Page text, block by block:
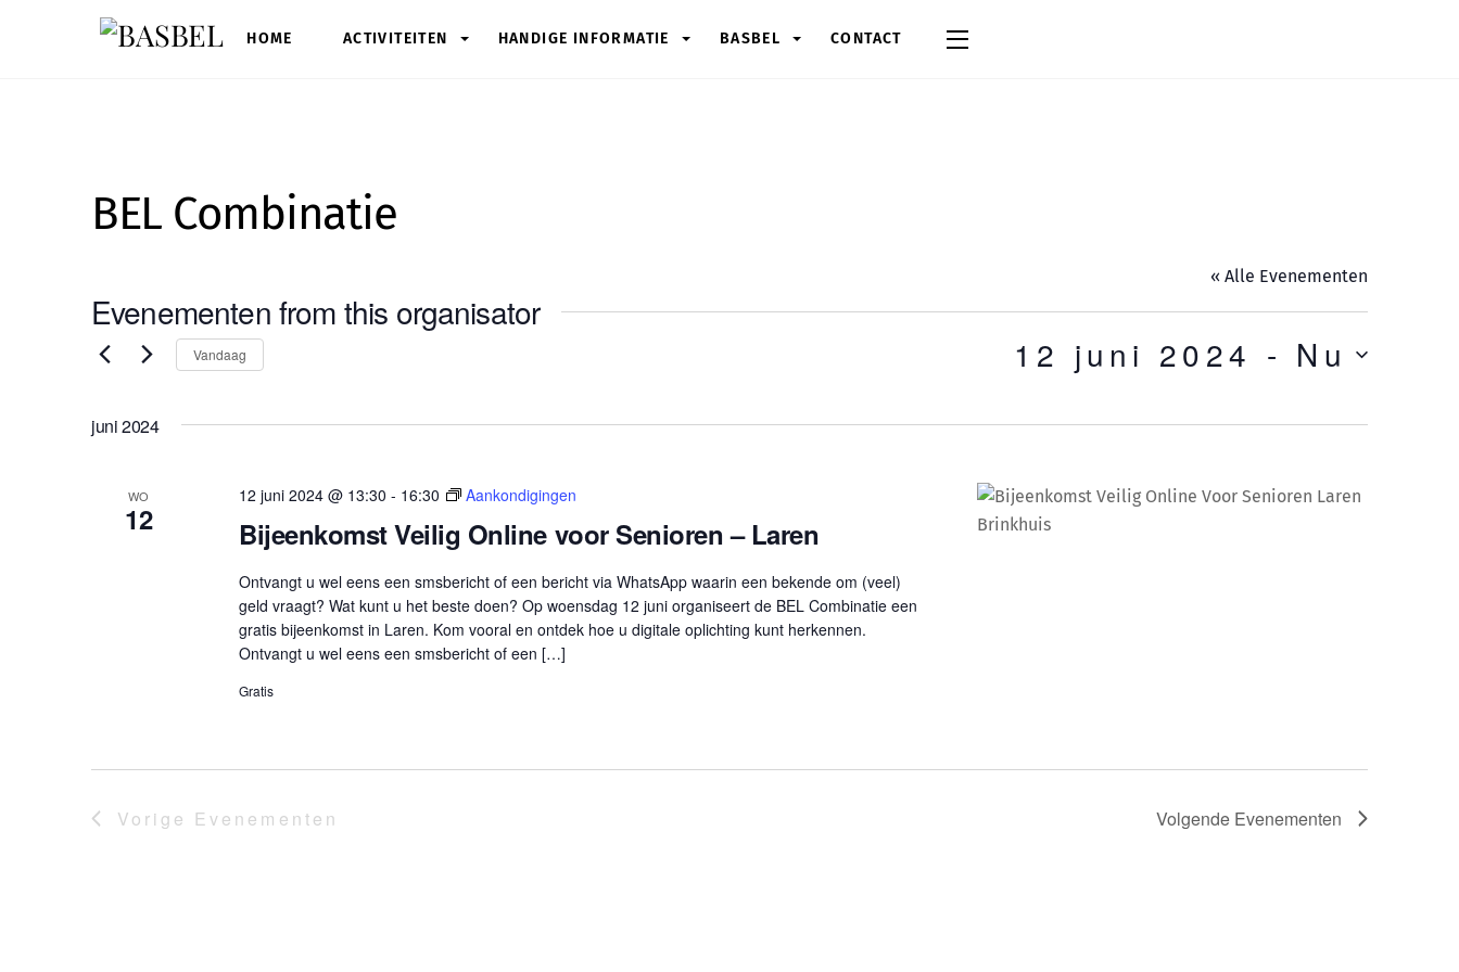
HOME ACTIVITEITEN HANDIGE INFORMATIE BASBEL CONTACT Widgets
BEL Combinatie
« Alle Evenementen
Evenementen from this organisator
Vandaag 12 juni 2024 - Nu
e
t
e
e
e
n
u
.
juni 2024
WO
12 Bijeenkomst Veilig Online voor Senioren – Laren
12 juni 2024 @ 13:30 - 16:30 Aankondigingen
Ontvangt u wel eens een smsbericht of een bericht via WhatsApp waarin een bekende om (veel)
geld vraagt? Wat kunt u het beste doen? Op woensdag 12 juni organiseert de BEL Combinatie een
gratis bijeenkomst in Laren. Kom vooral en ontdek hoe u digitale oplichting kunt herkennen.
Ontvangt u wel eens een smsbericht of een […]
Gratis
Vorige Evenementen Volgende Evenementen